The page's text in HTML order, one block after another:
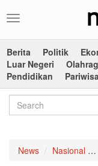
Toggle
Berita
Politik
Luar Negeri
Pendidikan
News Nasional